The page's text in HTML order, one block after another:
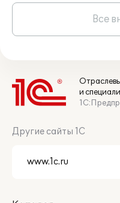
Все
и
Другие сайты 1С